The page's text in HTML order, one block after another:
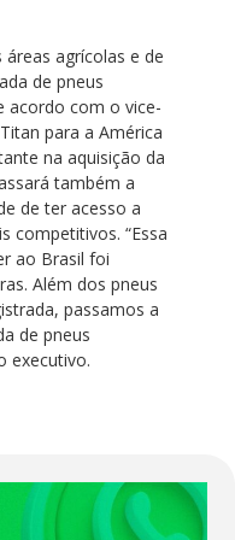
agrícolas e de
de pneus
acordo com o vice-
para a América
na aquisição da
também a
de ter acesso a
competitivos. “Essa
ao Brasil foi
Além dos pneus
passamos a
de pneus
executivo.